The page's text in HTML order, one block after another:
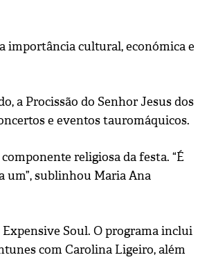
importância cultural, económica e
a Procissão do Senhor Jesus dos
e eventos tauromáquicos.
religiosa da festa. “É
um”, sublinhou Maria Ana
Soul. O programa inclui
com Carolina Ligeiro, além